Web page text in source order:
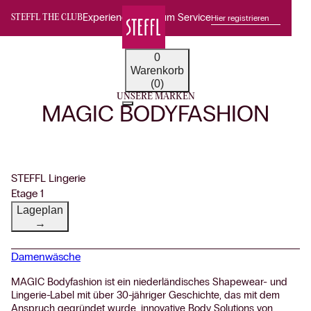
STEFFL THE CLUBExperience Premium ServiceHier registrieren
0
Warenkorb
(0)
UNSERE MARKEN
MAGIC BODYFASHION
STEFFL Lingerie
Etage 1
Lageplan
→
Damenwäsche
MAGIC Bodyfashion ist ein niederländisches Shapewear- und
Lingerie-Label mit über 30-jähriger Geschichte, das mit dem
Anspruch gegründet wurde, innovative Body Solutions von